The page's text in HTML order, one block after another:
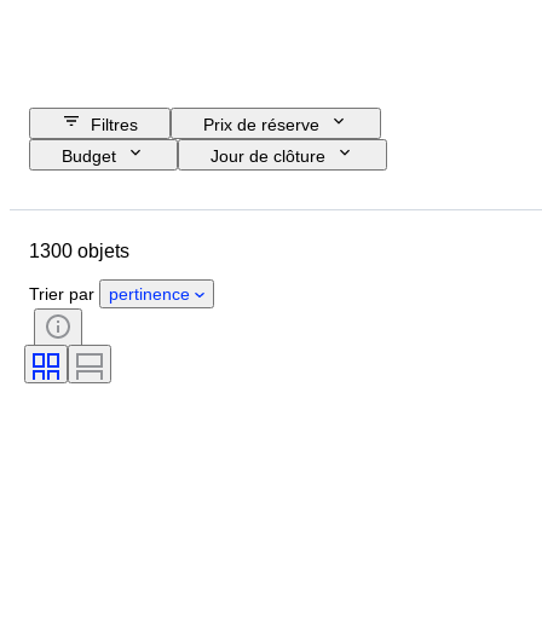
Filtres
Prix de réserve
Budget
Jour de clôture
État
Thème
Style
Échelle
Commande
Alimentation électrique
Compagnie ferroviaire
1300 objets
Trier par pertinence